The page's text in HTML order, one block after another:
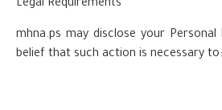
Legal Requirements
mhna.ps may disclose your
belief that such action is necessary to: